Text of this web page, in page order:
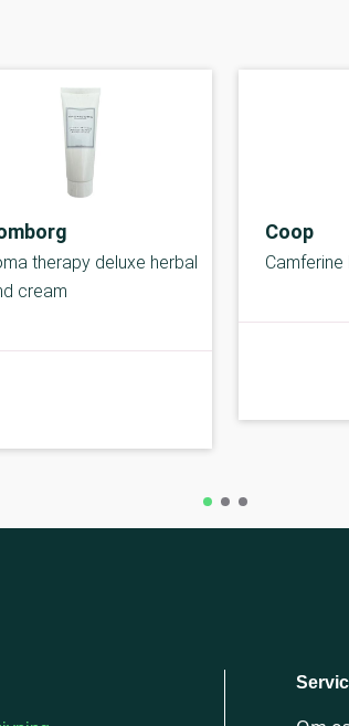
therapy deluxe herbal
cream
Coop